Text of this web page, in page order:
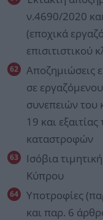
ν.4690/2020
(εποχικά
επισιτιστικού
Αποζημιώσεις
σε
συνεπειών του
19 και
καταστροφών
Ισόβια
Κύπρου
Υποτροφίες
και παρ. 6